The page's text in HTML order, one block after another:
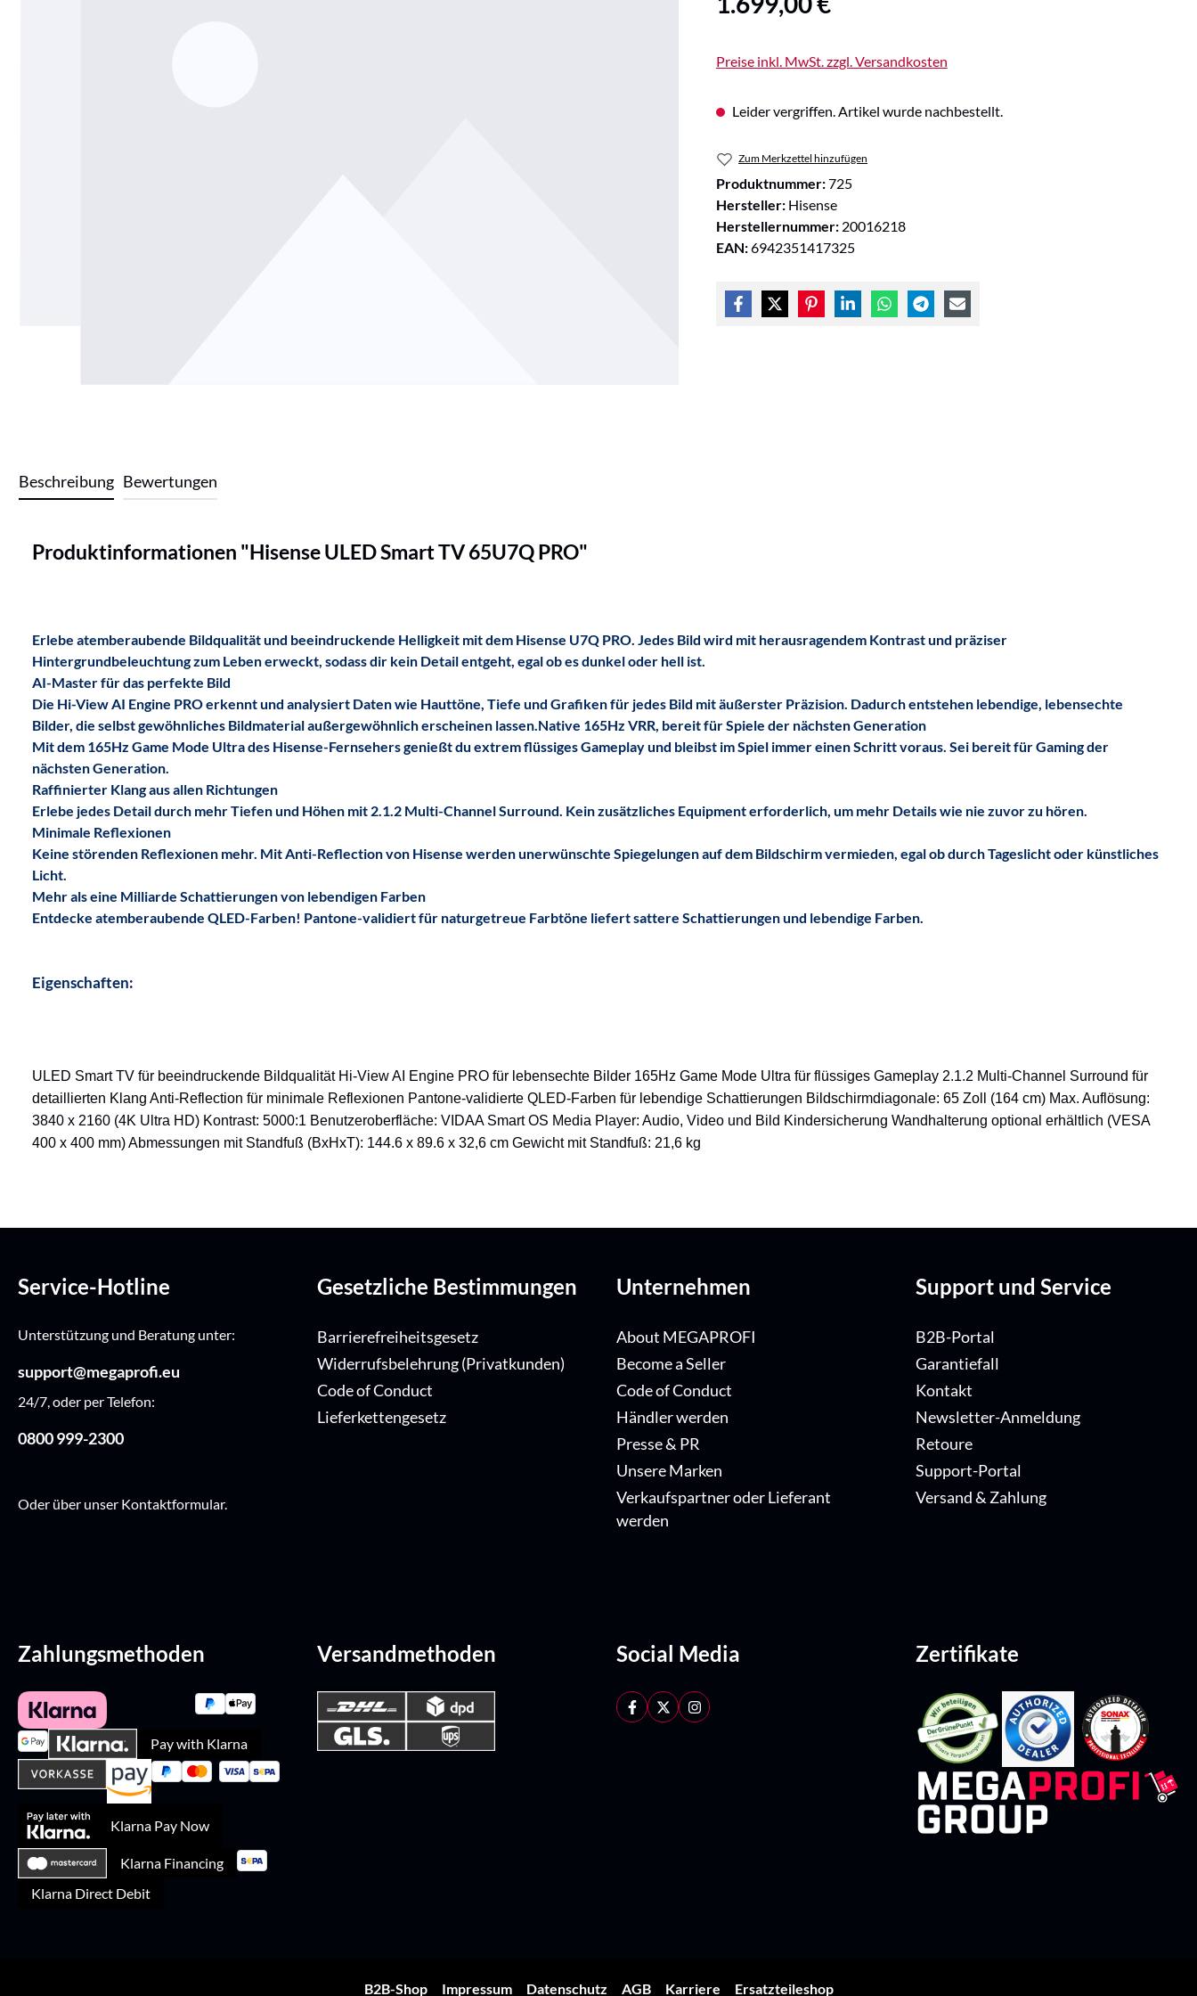
Preise inkl. MwSt. zzgl. Versandkosten
Leider vergriffen. Artikel wurde nachbestellt.
Zum Merkzettel hinzufügen
Produktnummer:725
Hersteller: Hisense
Herstellernummer: 20016218
EAN:6942351417325
Beschreibung Bewertungen
Produktinformationen "Hisense ULED Smart TV 65U7Q PRO"
Erlebe atemberaubende Bildqualität und beeindruckende Helligkeit mit dem Hisense U7Q PRO. Jedes Bild wird mit herausragendem Kontrast und präziser
Hintergrundbeleuchtung zum Leben erweckt, sodass dir kein Detail entgeht, egal ob es dunkel oder hell ist.
AI-Master für das perfekte Bild
Die Hi-View AI Engine PRO erkenntund analysiert Daten wie Hauttöne, Tiefe und Grafiken für jedes Bild mit äußerster Präzision. Dadurch entstehen lebendige, lebensechte
Bilder, die selbst gewöhnliches Bildmaterial außergewöhnlich erscheinen lassen.Native 165Hz VRR, bereit für Spiele der nächsten Generation
Mit dem 165Hz Game Mode Ultra des Hisense-Fernsehers genießt du extrem flüssiges Gameplay und bleibst im Spiel immer einen Schritt voraus. Sei bereit für Gaming der
nächsten Generation.
Raffinierter Klang aus allen Richtungen
Erlebe jedes Detail durch mehr Tiefen und Höhen mit 2.1.2 Multi-Channel Surround. Kein zusätzliches Equipment erforderlich, um mehr Details wie nie zuvor zu hören.
Minimale Reflexionen
Keine störenden Reflexionen mehr. Mit Anti-Reflection von Hisense werden unerwünschte Spiegelungen auf dem Bildschirm vermieden, egal ob durch Tageslicht oder künstliches
Licht.
Mehr als eine Milliarde Schattierungen von lebendigen Farben
Entdecke atemberaubende QLED-Farben! Pantone-validiert für naturgetreue Farbtöne liefert sattere Schattierungen und lebendige Farben.
Eigenschaften:
ULED Smart TV für beeindruckende Bildqualität Hi-View AI Engine PRO für lebensechte Bilder 165Hz Game Mode Ultra für flüssiges Gameplay 2.1.2 Multi-Channel Surround für
detaillierten Klang Anti-Reflection für minimale Reflexionen Pantone-validierte QLED-Farben für lebendige Schattierungen Bildschirmdiagonale: 65 Zoll (164 cm) Max. Auflösung:
3840 x 2160 (4K Ultra HD) Kontrast: 5000:1 Benutzeroberfläche: VIDAA Smart OS Media Player: Audio, Video und Bild Kindersicherung Wandhalterung optional erhältlich (VESA
400 x 400 mm) Abmessungen mit Standfuß (BxHxT): 144.6 x 89.6 x 32,6 cm Gewicht mit Standfuß: 21,6 kg
Service-Hotline
Unterstützung und Beratung unter:
support@megaprofi.eu
24/7, oder per Telefon:
0800 999-2300
Oder über unser Kontaktformular.
Gesetzliche Bestimmungen
Barrierefreiheitsgesetz
Widerrufsbelehrung (Privatkunden)
Code of Conduct
Lieferkettengesetz
Unternehmen
About MEGAPROFI
Become a Seller
Code of Conduct
Händler werden
Presse & PR
Unsere Marken
Verkaufspartner oder Lieferant
werden
Support und Service
B2B-Portal
Garantiefall
Kontakt
Newsletter-Anmeldung
Retoure
Support-Portal
Versand & Zahlung
Zahlungsmethoden
Pay with Klarna
Klarna Pay Now
Klarna Financing
Klarna Direct Debit
Versandmethoden Social Media Zertifikate
B2B-Shop Impressum Datenschutz AGB Karriere Ersatzteileshop